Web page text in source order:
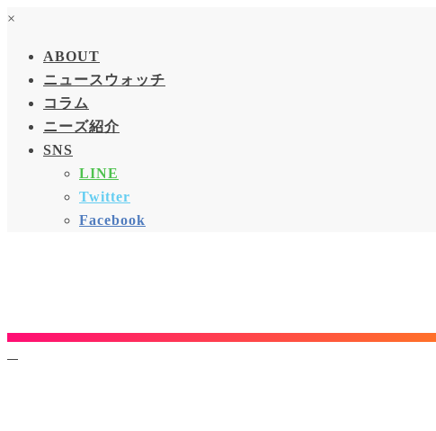
×
ABOUT
ニュースウォッチ
コラム
ニーズ紹介
SNS
LINE
Twitter
Facebook